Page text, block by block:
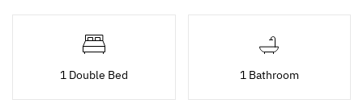
1 Double Bed 1 Bathroom